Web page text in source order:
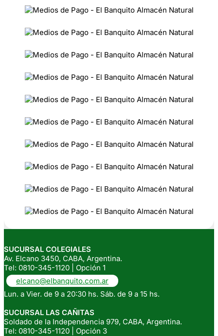
SUCURSAL COLEGIALES
Av. Elcano 3450, CABA, Argentina.
Tel: 0810-345-1120 | Opción 1
elcano@elbanquito.com.ar
Lun. a Vier. de 9 a 20:30 hs. Sáb. de 9 a 15 hs.
SUCURSAL LAS CAÑITAS
Soldado de la Independencia 979, CABA, Argentina.
Tel: 0810-345-1120 | Opción 3